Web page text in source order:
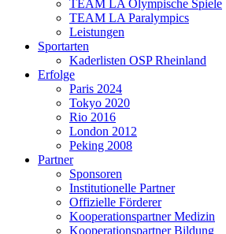
TEAM LA Olympische Spiele
TEAM LA Paralympics
Leistungen
Sportarten
Kaderlisten OSP Rheinland
Erfolge
Paris 2024
Tokyo 2020
Rio 2016
London 2012
Peking 2008
Partner
Sponsoren
Institutionelle Partner
Offizielle Förderer
Kooperationspartner Medizin
Kooperationspartner Bildung